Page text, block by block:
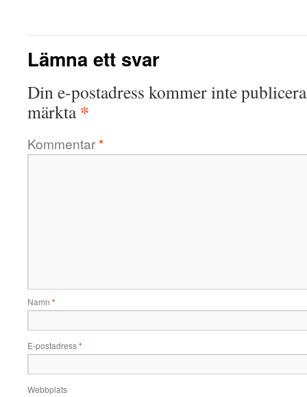
Lämna ett svar
Din e-postadress kommer inte
märkta*
Kommentar*
Namn *
E-postadress*
Webbplats